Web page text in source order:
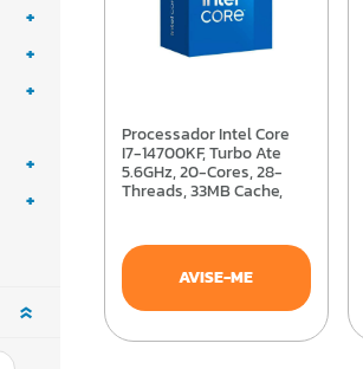
+
+
+
+
+
Processador Intel Core
I7-14700KF, Turbo Ate
5.6GHz, 20-Cores, 28-
Threads, 33MB Cache,
AVISE-ME